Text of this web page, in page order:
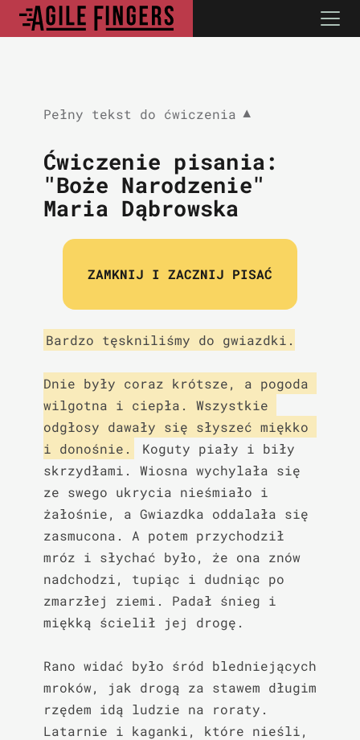
Pełny tekst do ćwiczenia ▼
Ćwiczenie pisania:
"Boże Narodzenie"
Maria Dąbrowska
ZAMKNIJ I ZACZNIJ PISAĆ
Bardzo tęskniliśmy do gwiazdki.
Dnie były coraz krótsze, a pogoda
wilgotna i ciepła. Wszystkie
odgłosy dawały się słyszeć miękko
i donośnie.
Koguty piały i biły
skrzydłami. Wiosna wychylała się
ze swego ukrycia nieśmiało i
żałośnie, a Gwiazdka oddalała się
zasmucona. A potem przychodził
mróz i słychać było, że ona znów
nadchodzi, tupiąc i dudniąc po
zmarzłej ziemi. Padał śnieg i
miękką ścielił jej drogę.
Rano widać było śród bledniejących
mroków, jak drogą za stawem długim
rzędem idą ludzie na roraty.
Latarnie i kaganki, które nieśli,